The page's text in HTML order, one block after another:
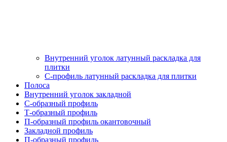
Внутренний уголок латунный раскладка для
плитки
С-профиль латунный раскладка для плитки
Полоса
Внутренний уголок закладной
С-образный профиль
Т-образный профиль
П-образный профиль окантовочный
Закладной профиль
П-образный профиль